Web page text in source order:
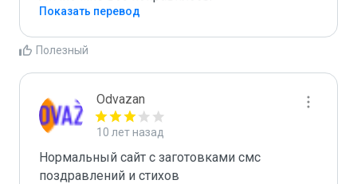
Показать перевод
Полезный
Odvazan
10 лет назад
Нормальный сайт с заготовками смс
поздравлений и стихов